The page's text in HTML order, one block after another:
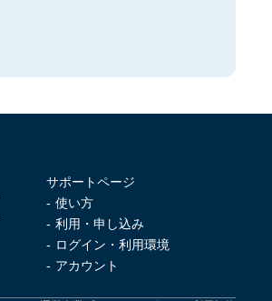
サポートページ
- 使い方
- 利用・申し込み
- ログイン・利用環境
- アカウント